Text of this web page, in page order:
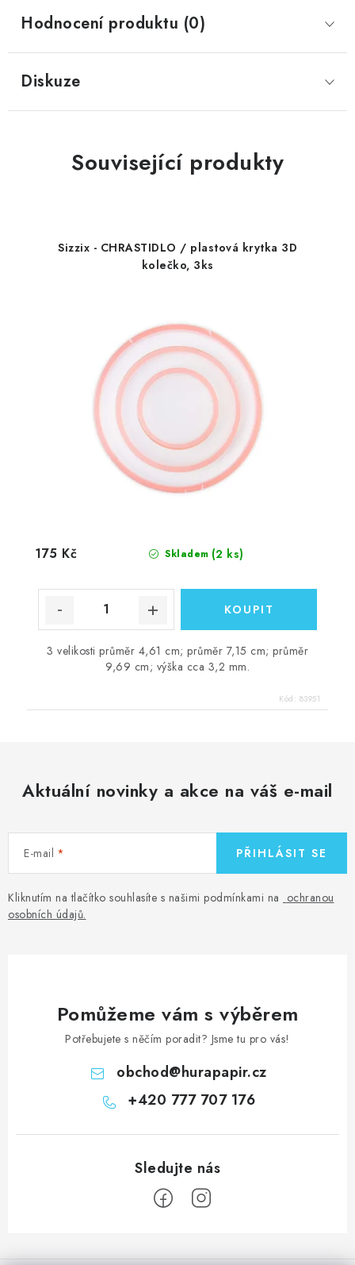
Hodnocení produktu (0)
Diskuze
Související produkty
Sizzix - CHRASTIDLO / plastová krytka 3D
kolečko, 3ks
Skladem (2 ks)
175 Kč
3 velikosti průměr 4,61 cm; průměr 7,15 cm; průměr
9,69 cm; výška cca 3,2 mm.
Kód: 83951
Aktuální novinky a akce na váš e-mail
E-mail
Kliknutím na tlačítko souhlasíte s našimi podmínkami na ochranou
osobních údajů.
PŘIHLÁSIT SE
Pomůžeme vám s výběrem
Potřebujete s něčím poradit? Jsme tu pro vás!
obchod@hurapapir.cz
+420 777 707 176